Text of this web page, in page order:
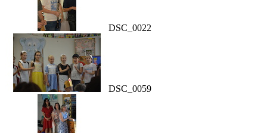
DSC_0022
DSC_0059